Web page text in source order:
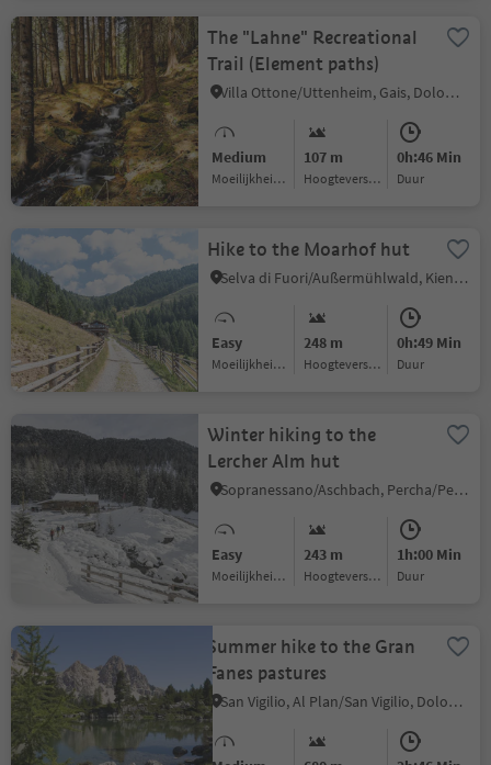
The "Lahne" Recreational
Trail (Element paths)
Villa Ottone/Uttenheim, Gais, Dolomites Region Kronplatz/Plan de Corones
Medium
Moeilijkheidsgraad
107 m
Hoogteverschil
0h:46 Min
Duur
Hike to the Moarhof hut
Selva di Fuori/Außermühlwald, Kiens/Chienes, Dolomites Region Kronplatz/Plan de Corones
Easy
Moeilijkheidsgraad
248 m
Hoogteverschil
0h:49 Min
Duur
Winter hiking to the
Lercher Alm hut
Sopranessano/Aschbach, Percha/Perca, Dolomites Region Kronplatz/Plan de Corones
Easy
Moeilijkheidsgraad
243 m
Hoogteverschil
1h:00 Min
Duur
Summer hike to the Gran
Fanes pastures
San Vigilio, Al Plan/San Vigilio, Dolomites Region Kronplatz/Plan de Corones